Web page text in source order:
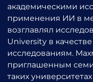
академическими
применения ИИ в
возглавлял
University в
исследованиям.
приглашенным
таких